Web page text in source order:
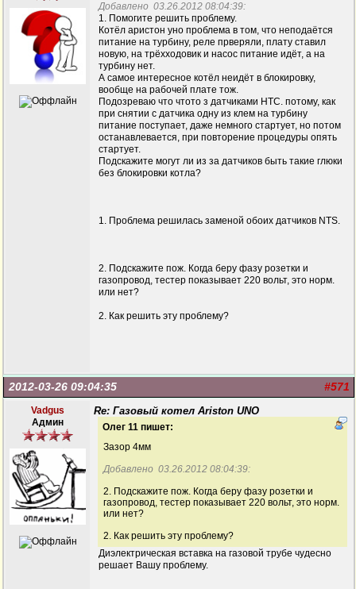
Добавлено 03.26.2012 08:04:39:
1. Помогите решить проблему.
Котёл аристон уно проблема в том, что неподаётся
питание на турбину, реле прверяли, плату ставил
новую, на трёхходовик и насос питание идёт, а на
турбину нет.
А самое интересное котёл неидёт в блокировку,
вообще на рабочей плате тож.
Подозреваю что чтото з датчиками НТС. потому, как
при снятии с датчика одну из клем на турбину
питание поступает, даже немного стартует, но потом
останавлевается, при повторение процедуры опять
стартует.
Подскажите могут ли из за датчиков быть такие глюки
без блокировки котла?
1. Проблема решилась заменой обоих датчиков NTS.
2. Подскажите пож. Когда беру фазу розетки и
газопровод, тестер показывает 220 вольт, это норм.
или нет?
2. Как решить эту проблему?
#571
2012-03-26 09:04:35
Vadgus
Админ
Re: Газовый котел Ariston UNO
Олег 11 пишет:
Зазор 4мм
Добавлено 03.26.2012 08:04:39:
2. Подскажите пож. Когда беру фазу розетки и
газопровод, тестер показывает 220 вольт, это норм.
или нет?
2. Как решить эту проблему?
Диэлектрическая вставка на газовой трубе чудесно
решает Вашу проблему.